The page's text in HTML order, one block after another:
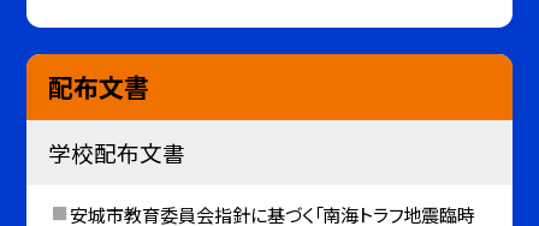
配布文書
学校配布文書
安城市教育委員会指針に基づく「南海トラフ地震臨時